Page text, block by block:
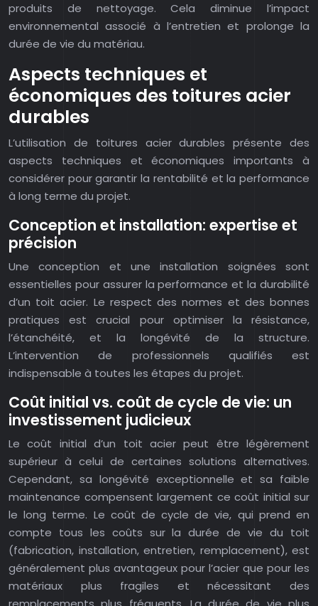
produits de nettoyage. Cela diminue l’impact
environnemental associé à l’entretien et prolonge la
durée de vie du matériau.
Aspects techniques et
économiques des toitures acier
durables
L’utilisation de toitures acier durables présente des
aspects techniques et économiques importants à
considérer pour garantir la rentabilité et la performance
à long terme du projet.
Conception et installation: expertise et
précision
Une conception et une installation soignées sont
essentielles pour assurer la performance et la durabilité
d’un toit acier. Le respect des normes et des bonnes
pratiques est crucial pour optimiser la résistance,
l’étanchéité, et la longévité de la structure.
L’intervention de professionnels qualifiés est
indispensable à toutes les étapes du projet.
Coût initial vs. coût de cycle de vie: un
investissement judicieux
Le coût initial d’un toit acier peut être légèrement
supérieur à celui de certaines solutions alternatives.
Cependant, sa longévité exceptionnelle et sa faible
maintenance compensent largement ce coût initial sur
le long terme. Le coût de cycle de vie, qui prend en
compte tous les coûts sur la durée de vie du toit
(fabrication, installation, entretien, remplacement), est
généralement plus avantageux pour l’acier que pour les
matériaux plus fragiles et nécessitant des